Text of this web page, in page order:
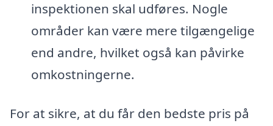
inspektionen skal udføres. Nogle
områder kan være mere tilgængelige
end andre, hvilket også kan påvirke
omkostningerne.
For at sikre, at du får den bedste pris på